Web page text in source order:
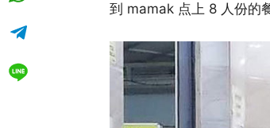
到 mamak 点上 8 人份的